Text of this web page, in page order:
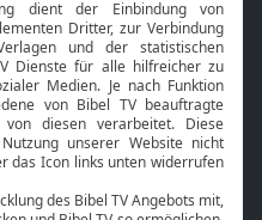
HbbTV
Bibelthek Online-Bibel
Nächster Gottesdienst
Service
Kontakt